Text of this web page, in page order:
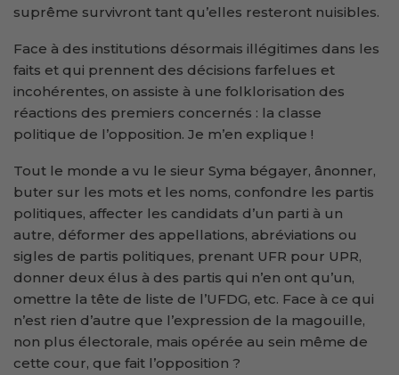
suprême survivront tant qu’elles resteront nuisibles.
Face à des institutions désormais illégitimes dans les
faits et qui prennent des décisions farfelues et
incohérentes, on assiste à une folklorisation des
réactions des premiers concernés : la classe
politique de l’opposition. Je m’en explique !
Tout le monde a vu le sieur Syma bégayer, ânonner,
buter sur les mots et les noms, confondre les partis
politiques, affecter les candidats d’un parti à un
autre, déformer des appellations, abréviations ou
sigles de partis politiques, prenant UFR pour UPR,
donner deux élus à des partis qui n’en ont qu’un,
omettre la tête de liste de l’UFDG, etc. Face à ce qui
n’est rien d’autre que l’expression de la magouille,
non plus électorale, mais opérée au sein même de
cette cour, que fait l’opposition ?